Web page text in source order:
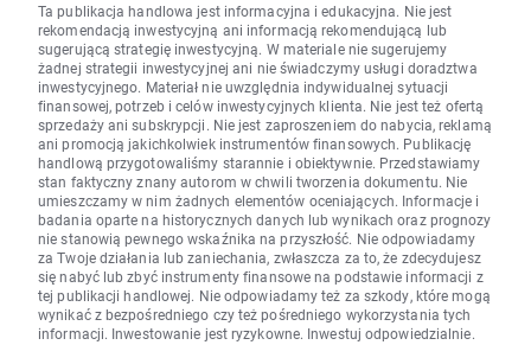
Ta publikacja handlowa jest informacyjna i edukacyjna. Nie jest
rekomendacją inwestycyjną ani informacją rekomendującą lub
sugerującą strategię inwestycyjną. W materiale nie sugerujemy
żadnej strategii inwestycyjnej ani nie świadczymy usługi doradztwa
inwestycyjnego. Materiał nie uwzględnia indywidualnej sytuacji
finansowej, potrzeb i celów inwestycyjnych klienta. Nie jest też ofertą
sprzedaży ani subskrypcji. Nie jest zaproszeniem do nabycia, reklamą
ani promocją jakichkolwiek instrumentów finansowych. Publikację
handlową przygotowaliśmy starannie i obiektywnie. Przedstawiamy
stan faktyczny znany autorom w chwili tworzenia dokumentu. Nie
umieszczamy w nim żadnych elementów oceniających. Informacje i
badania oparte na historycznych danych lub wynikach oraz prognozy
nie stanowią pewnego wskaźnika na przyszłość. Nie odpowiadamy
za Twoje działania lub zaniechania, zwłaszcza za to, że zdecydujesz
się nabyć lub zbyć instrumenty finansowe na podstawie informacji z
tej publikacji handlowej. Nie odpowiadamy też za szkody, które mogą
wynikać z bezpośredniego czy też pośredniego wykorzystania tych
informacji. Inwestowanie jest ryzykowne. Inwestuj odpowiedzialnie.